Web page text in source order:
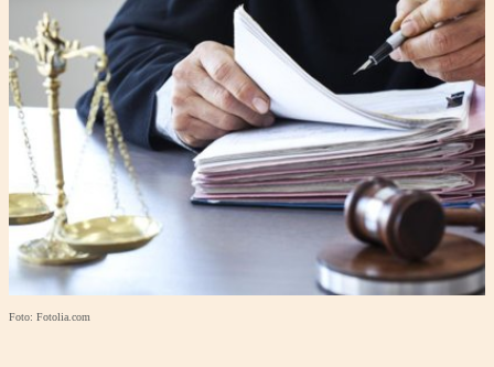
Foto: Fotolia.com